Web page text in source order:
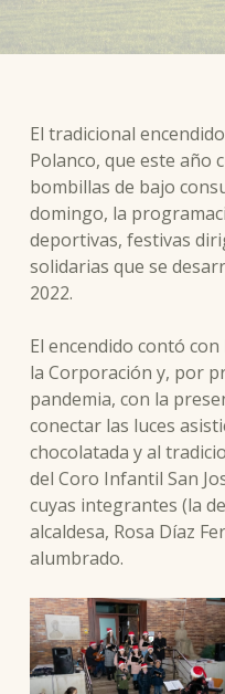
El tradicional
Polanco, que este año
bombillas de bajo
domingo, la
deportivas, festivas
solidarias que se
2022.
El encendido contó
la Corporación y, por
pandemia, con la
conectar las luces
chocolatada y al
del Coro Infantil San
cuyas integrantes (la
alcaldesa, Rosa Díaz
alumbrado.